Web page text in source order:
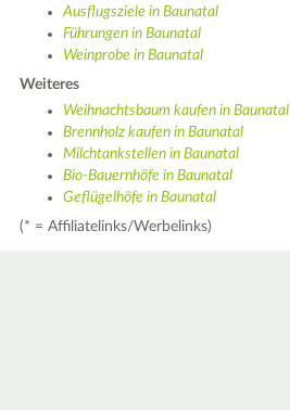
Ausflugsziele in Baunatal
Führungen in Baunatal
Weinprobe in Baunatal
Weiteres
Weihnachtsbaum kaufen in Baunatal
Brennholz kaufen in Baunatal
Milchtankstellen in Baunatal
Bio-Bauernhöfe in Baunatal
Geflügelhöfe in Baunatal
(* = Affiliatelinks/Werbelinks)